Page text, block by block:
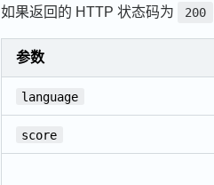
如果返回的 HTTP 状态码为 200
参数
language
score